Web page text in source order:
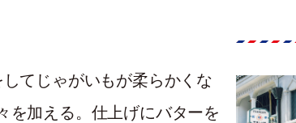
てじゃがいもが柔らかくな
を加える。仕上げにバターを